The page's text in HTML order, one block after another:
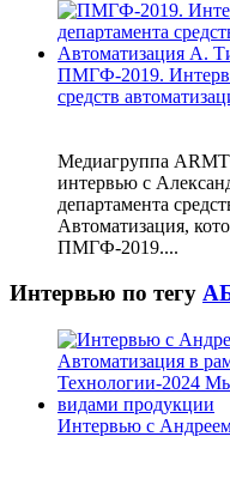
ПМГФ-2019.
средств
Медиагруппа
интервью с
департамента
Автоматизация,
ПМГФ-2019....
Интервью по тегу
Интервью с